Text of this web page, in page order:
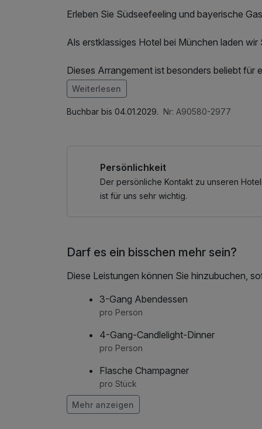
Erleben Sie Südseefeeling und bayerische
Als erstklassiges Hotel bei München laden
Dieses Arrangement ist besonders beliebt für
der besten Freundin.
Ihr Kurzurlaub beginnt entspannt: Stellen Sie
Noch mehr Wellness gefällig? Unser
Genießen Sie die finnische Sauna und das
Im Angebot enthalten
Saunabenutzung, Leihbademantel, Parkplatz,
Weiterlesen
Buchbar bis 04.01.2029. Nr: A90580-2977
Persönlichkeit
Der persönliche Kontakt zu unseren
ist für uns sehr wichtig.
Darf es ein bisschen mehr sein?
Diese Leistungen können Sie hinzubuchen,
3-Gang Abendessen
pro Person
4-Gang-Candlelight-Dinner
pro Person
Flasche Champagner
pro Stück
Flasche Prosecco
Mehr anzeigen